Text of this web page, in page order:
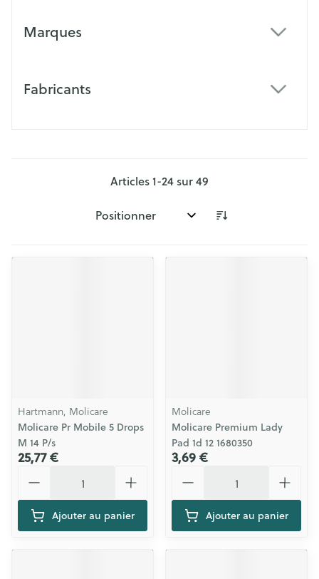
Marques
Fabricants
Articles1-24sur49
Trier par:
Hartmann, Molicare
Molicare Pr Mobile 5 Drops
M 14 P/s
25,77 €
Ajouter au panier
Molicare
Molicare Premium Lady
Pad 1d 12 1680350
3,69 €
Ajouter au panier